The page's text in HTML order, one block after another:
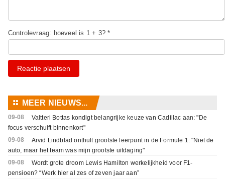
Controlevraag: hoeveel is 1 + 3? *
Reactie plaatsen
⚏ MEER NIEUWS...
09-08
Valtteri Bottas kondigt belangrijke keuze van Cadillac aan: "De
focus verschuift binnenkort"
09-08
Arvid Lindblad onthult grootste leerpunt in de Formule 1: "Niet de
auto, maar het team was mijn grootste uitdaging"
09-08
Wordt grote droom Lewis Hamilton werkelijkheid voor F1-
pensioen? “Werk hier al zes of zeven jaar aan”